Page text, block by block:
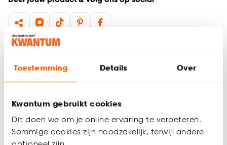
Toestemming Details Over
Kwantum gebruikt cookies
Dit doen we om je online ervaring te verbeteren.
Sommige cookies zijn noodzakelijk, terwijl andere
Zwarte kinderkruk
Perfect voor in de kinderkamer
Kinderkruk Bolsena is een praktische en stijlvolle toevoeging
aan de kinderkamer. Dankzij de tijdloze zwarte kleur en het
strakke ontwerp past deze kinderkruk perfect binnen een